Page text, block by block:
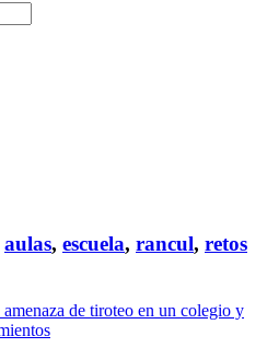
aulas, escuela, rancul, retos